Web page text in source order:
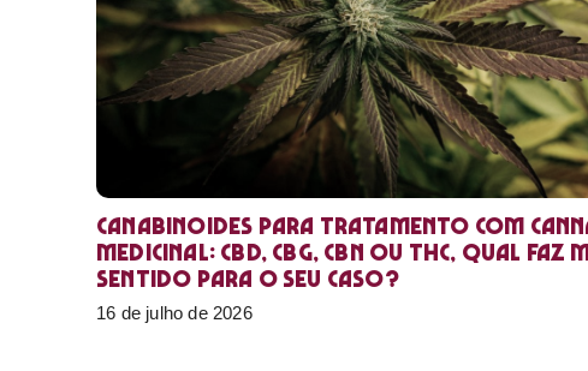
Canabinoides para tratamento com
medicinal: CBD, CBG, CBN ou THC, qual faz
sentido para o seu caso?
16 de julho de 2026